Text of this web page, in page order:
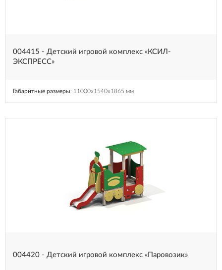
004415 - Детский игровой комплекс «КСИЛ-
ЭКСПРЕСС»
Габаритные размеры: 11000x1540x1865 мм
004420 - Детский игровой комплекс «Паровозик»